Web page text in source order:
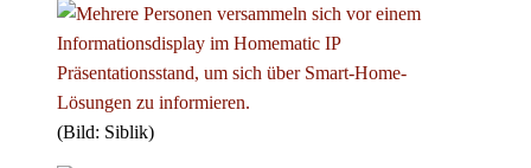
(Bild: Siblik)